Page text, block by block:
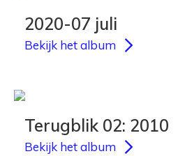
2020-07 juli
Bekijk het album
Terugblik 02: 2010
Bekijk het album